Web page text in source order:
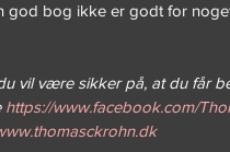
god bog ikke er godt for
vil være sikker på, at du får
https://www.facebook.com/